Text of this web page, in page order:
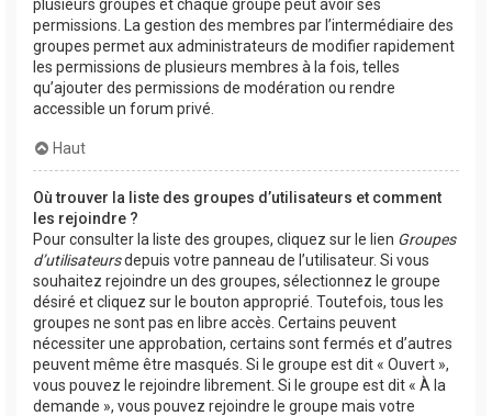
plusieurs groupes et chaque groupe peut avoir ses
permissions. La gestion des membres par l’intermédiaire des
groupes permet aux administrateurs de modifier rapidement
les permissions de plusieurs membres à la fois, telles
qu’ajouter des permissions de modération ou rendre
accessible un forum privé.
Haut
Où trouver la liste des groupes d’utilisateurs et comment
les rejoindre ?
Pour consulter la liste des groupes, cliquez sur le lien Groupes
d’utilisateursdepuis votre panneau de l’utilisateur. Si vous
souhaitez rejoindre un des groupes, sélectionnez le groupe
désiré et cliquez sur le bouton approprié. Toutefois, tous les
groupes ne sont pas en libre accès. Certains peuvent
nécessiter une approbation, certains sont fermés et d’autres
peuvent même être masqués. Si le groupe est dit « Ouvert »,
vous pouvez le rejoindre librement. Si le groupe est dit « À la
demande », vous pouvez rejoindre le groupe mais votre